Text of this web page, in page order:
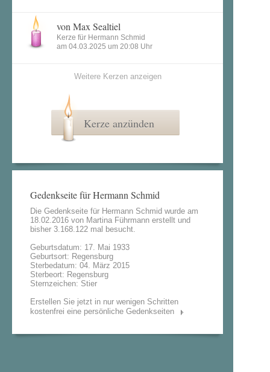
von Max Sealtiel
Kerze für Hermann Schmid
am 04.03.2025 um 20:08 Uhr
Weitere Kerzen anzeigen
Kerze anzünden
Gedenkseite für Hermann Schmid
Die Gedenkseite für Hermann Schmid wurde am
18.02.2016 von Martina Führmann erstellt und
bisher 3.168.122 mal besucht.
Geburtsdatum: 17. Mai 1933
Geburtsort: Regensburg
Sterbedatum: 04. März 2015
Sterbeort: Regensburg
Sternzeichen: Stier
Erstellen Sie jetzt in nur wenigen Schritten
kostenfrei eine persönliche Gedenkseiten